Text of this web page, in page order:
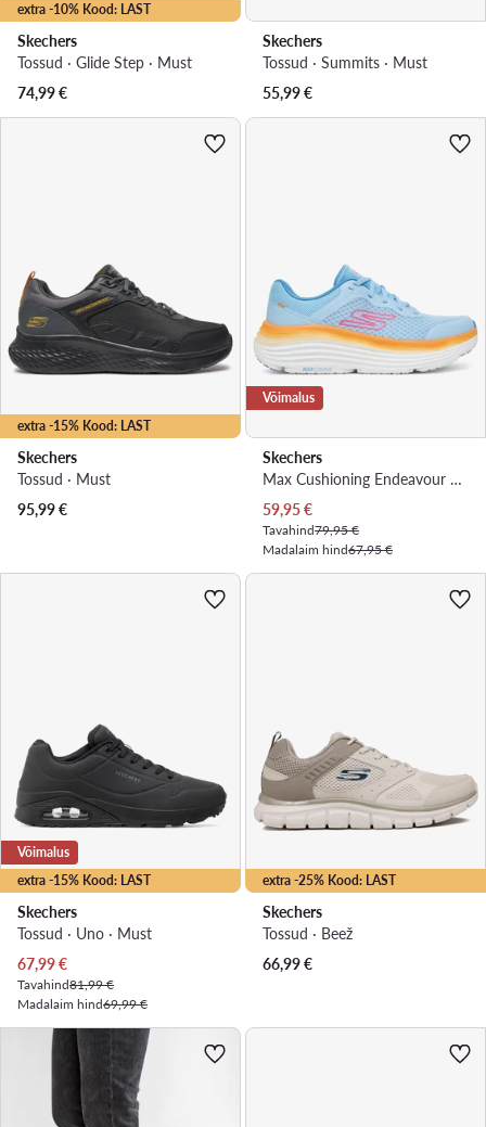
extra -10% Kood: LAST
Skechers
Tossud · Glide Step · Must
74,99€
Skechers
Tossud · Summits · Must
55,99€
extra -15% Kood: LAST
Skechers
Tossud · Must
95,99€
Võimalus
Skechers
Max Cushioning Endeavour 129470/BLOR · Jooksujalatsid
Praegune hind
59,95€
Tavahind79,95 €
Madalaim hind67,95 €
extra -15% Kood: LAST
Võimalus
Skechers
Tossud · Uno · Must
Praegune hind
67,99€
Tavahind81,99 €
Madalaim hind69,99 €
extra -25% Kood: LAST
Skechers
Tossud · Beež
66,99€